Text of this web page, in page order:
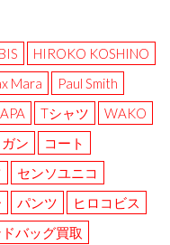
HIROKO KOSHINO
Mara
Paul Smith
Tシャツ
WAKO
ン
コート
センソユニコ
パンツ
ヒロコビス
バッグ買取